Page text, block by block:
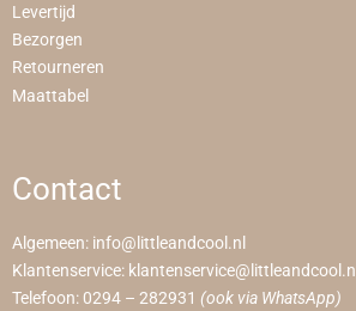
Levertijd
Bezorgen
Retourneren
Maattabel
Contact
Algemeen: info@littleandcool.nl
Klantenservice: klantenservice@littleandcool.nl
Telefoon: 0294 – 282931 (ook via WhatsApp)